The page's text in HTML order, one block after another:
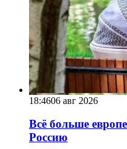
18:4606 авг 2026
Всё больше
Россию